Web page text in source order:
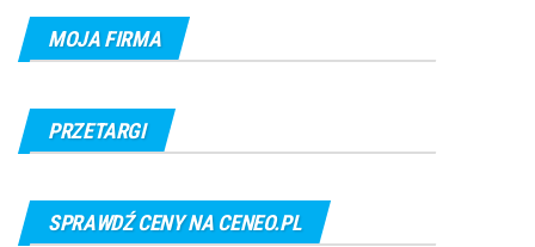
MOJA FIRMA
PRZETARGI
SPRAWDŹ CENY NA CENEO.PL